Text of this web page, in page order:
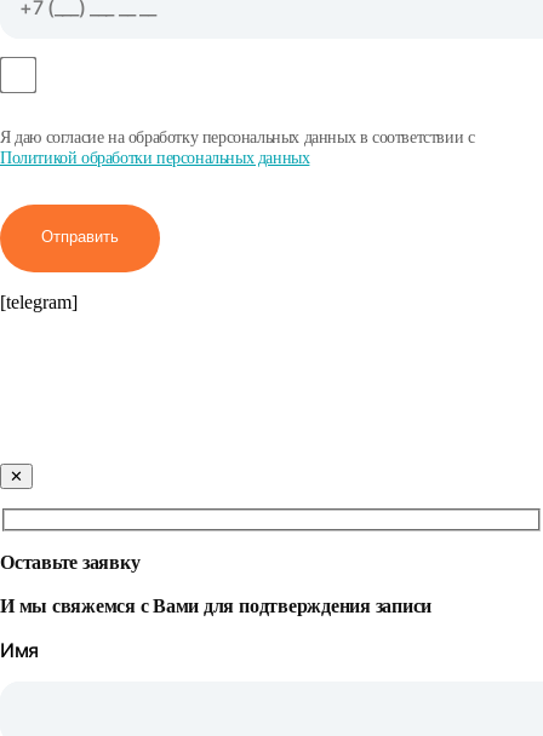
Я даю согласие на обработку персональных данных в соответствии с
Политикой обработки персональных данных
Отправить
[telegram]
✕
Оставьте заявку
И мы свяжемся с Вами для подтверждения записи
Имя